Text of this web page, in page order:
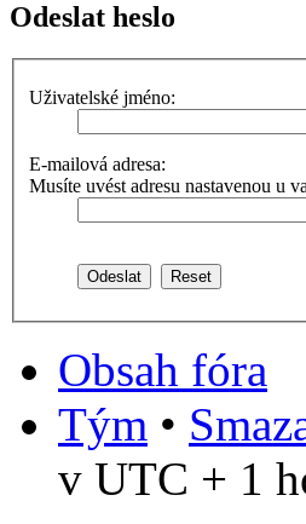
Odeslat heslo
Uživatelské jméno:
E-mailová adresa:
Musíte uvést adresu nastavenou u
Obsah fóra
Tým •
v UTC + 1